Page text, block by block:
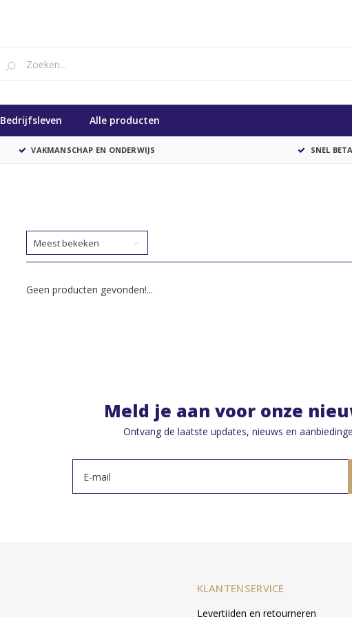
Bedrijfsleven Alle producten
VAKMANSCHAP EN ONDERWIJS SNEL
Meest bekeken
Geen producten gevonden!...
Meld je aan voor onze
Ontvang de laatste updates, nieuws en
KLANTENSERVICE
Levertijden en retourneren